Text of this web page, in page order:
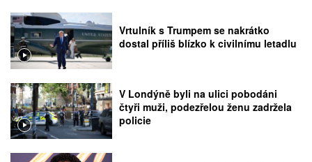
Vrtulník s Trumpem se nakrátko
dostal příliš blízko k civilnímu letadlu
V Londýně byli na ulici pobodáni
čtyři muži, podezřelou ženu zadržela
policie